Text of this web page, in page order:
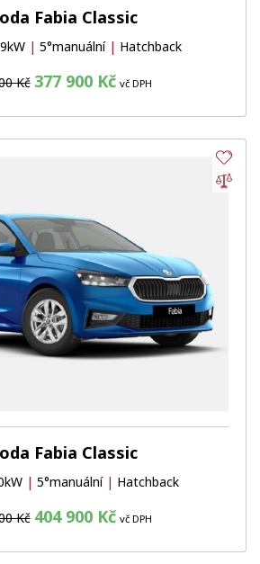
Fabia Classic
| 5°manuální | Hatchback
Kč 377 900 Kč vč DPH
Fabia Classic
| 5°manuální | Hatchback
Kč 404 900 Kč vč DPH